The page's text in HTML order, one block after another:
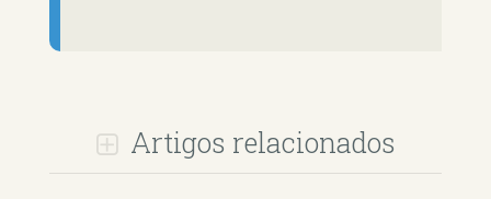
Artigos relacionados